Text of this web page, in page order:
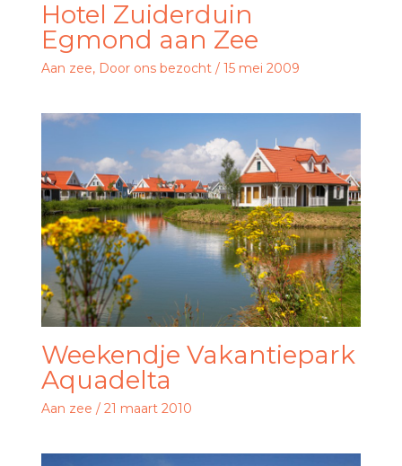
Hotel Zuiderduin
Egmond aan Zee
Aan zee, Door ons bezocht/ 15 mei 2009
Weekendje Vakantiepark
Aquadelta
Aan zee / 21 maart 2010